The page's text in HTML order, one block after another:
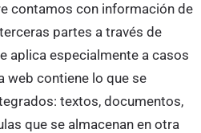
contamos con información de
partes a través de
aplica especialmente a casos
web contiene lo que se
textos, documentos,
que se almacenan en otra